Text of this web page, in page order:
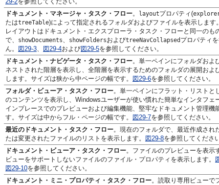
ドキュメント・マネージャ・タスク・フロー。 layoutプロパティ(
たはtreeTable)によって指定されるフォルダおよびファイルを表示します
レイアウトはドキュメント・エクスプローラ・タスク・フローと同一のも
で、
showDocuments、 showFoldersおよびtreeNavCollapsed プロパティ
ん。
図29-3、 図29-4および図29-5を参照してください。
ドキュメント・ナビゲータ・タスク・フロー。単一ペインにフォルダおよ
ネストされた階層を表示し、全階層を表示するためのフォルダの展開およ
します。サイズは狭から中ページの幅です。
図29-6を参照してください。
フォルダ・ビューア・タスク・フロー。単一ペインにフラット・リストと
のコンテンツを表示し、Windowsユーザーが使い慣れた簡単なインタフェ
インプレースでのプレビューおよび編集機能、堅牢なドキュメント管理機
す。サイズは中からフル・ページの幅です。
図29-7を参照してください。
最近のドキュメント・タスク・フロー。現在のフォルダで、最近作成され
たは変更されたファイルのリストを表示します。
図29-8を参照してくださ
ドキュメント・ビューア・タスク・フロー。ファイルのプレビューを表示
ビューをサポートしないファイルのファイル・プロパティを表示します。
図29-10を参照してください。
ドキュメント・ミニ・プロパティ・タスク・フロー。読取り専用ビューで